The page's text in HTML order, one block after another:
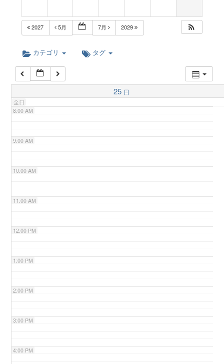
i
2027 5月 7月 2029
カテゴリ タグ
25 日
全日
5:00 AM
6:00 AM
7:00 AM
8:00 AM
9:00 AM
10:00 AM
11:00 AM
12:00 PM
1:00 PM
2:00 PM
3:00 PM
4:00 PM